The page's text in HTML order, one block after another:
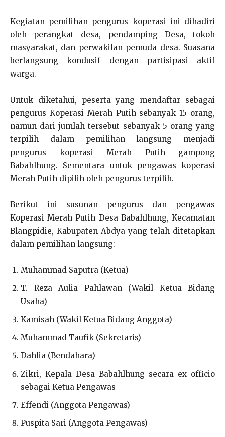
Kegiatan pemilihan pengurus koperasi ini dihadiri
oleh perangkat desa, pendamping Desa, tokoh
masyarakat, dan perwakilan pemuda desa. Suasana
berlangsung kondusif dengan partisipasi aktif
warga.
Untuk diketahui, peserta yang mendaftar sebagai
pengurus Koperasi Merah Putih sebanyak 15 orang,
namun dari jumlah tersebut sebanyak 5 orang yang
terpilih dalam pemilihan langsung menjadi
pengurus koperasi Merah Putih gampong
Babahlhung. Sementara untuk pengawas koperasi
Merah Putih dipilih oleh pengurus terpilih.
Berikut ini susunan pengurus dan pengawas
Koperasi Merah Putih Desa Babahlhung, Kecamatan
Blangpidie, Kabupaten Abdya yang telah ditetapkan
dalam pemilihan langsung:
Muhammad Saputra (Ketua)
T. Reza Aulia Pahlawan (Wakil Ketua Bidang
Usaha)
Kamisah (Wakil Ketua Bidang Anggota)
Muhammad Taufik (Sekretaris)
Dahlia (Bendahara)
Zikri, Kepala Desa Babahlhung secara ex officio
sebagai Ketua Pengawas
Effendi (Anggota Pengawas)
Puspita Sari (Anggota Pengawas)